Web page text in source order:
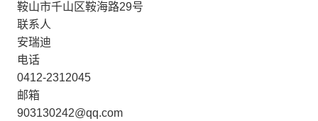
鞍山市千山区鞍海路29号
联系人
安瑞迪
电话
0412-2312045
邮箱
903130242@qq.com